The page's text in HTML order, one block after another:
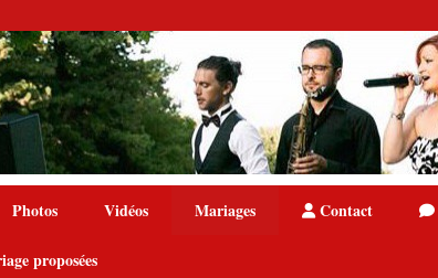
Photos Vidéos Mariages Contact
proposées